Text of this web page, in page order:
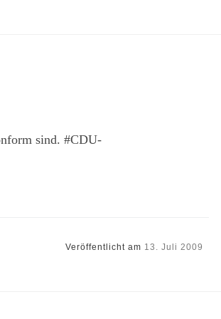
sind. #CDU-
Veröffentlicht am 13. Juli 2009